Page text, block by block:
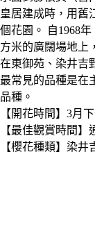
皇居建成時，用舊
個花園。 自1968
方米的廣闊場地上
在東御苑、染井吉
最常見的品種是在
品種。
【開花時間】3月
【最佳觀賞時間】
【櫻花種類】染